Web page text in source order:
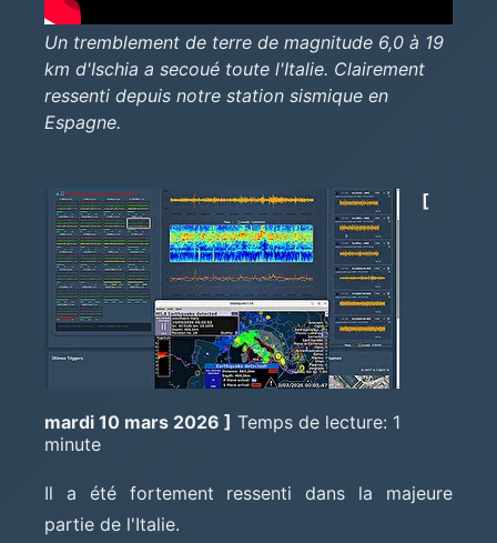
Un tremblement de terre de magnitude 6,0 à 19
km d'Ischia a secoué toute l'Italie. Clairement
ressenti depuis notre station sismique en
Espagne.
[
mardi 10 mars 2026 ] Temps de lecture: 1
minute
Il a été fortement ressenti dans la majeure
partie de l'Italie.